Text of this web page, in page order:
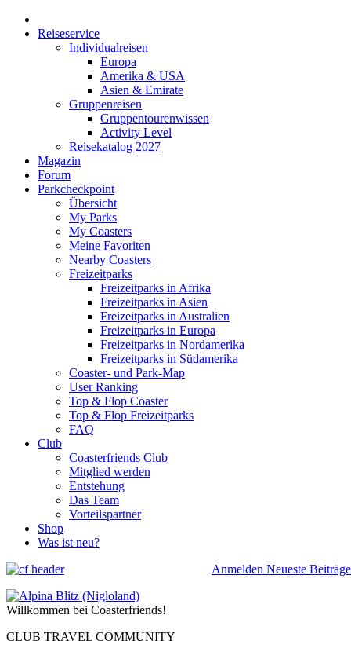
Reiseservice
Individualreisen
Europa
Amerika & USA
Asien & Emirate
Gruppenreisen
Gruppentourenwissen
Activity Level
Reisekatalog 2027
Magazin
Forum
Parkcheckpoint
Übersicht
My Parks
My Coasters
Meine Favoriten
Nearby Coasters
Freizeitparks
Freizeitparks in Afrika
Freizeitparks in Asien
Freizeitparks in Australien
Freizeitparks in Europa
Freizeitparks in Nordamerika
Freizeitparks in Südamerika
Coaster- und Park-Map
User Ranking
Top & Flop Coaster
Top & Flop Freizeitparks
FAQ
Club
Coasterfriends Club
Mitglied werden
Entstehung
Das Team
Vorteilspartner
Shop
Was ist neu?
Anmelden Neueste Beiträge
Willkommen bei Coasterfriends!
CLUB TRAVEL COMMUNITY